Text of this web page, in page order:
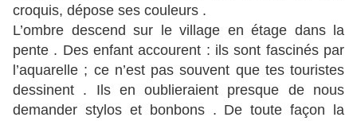
croquis, dépose ses couleurs .
L’ombre descend sur le village en étage dans la
pente . Des enfant accourent : ils sont fascinés par
l’aquarelle ; ce n’est pas souvent que tes touristes
dessinent . Ils en oublieraient presque de nous
demander stylos et bonbons . De toute façon la